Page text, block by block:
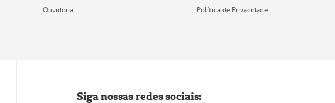
Ouvidoria
Política de Privacidade
Siga nossas redes sociais: